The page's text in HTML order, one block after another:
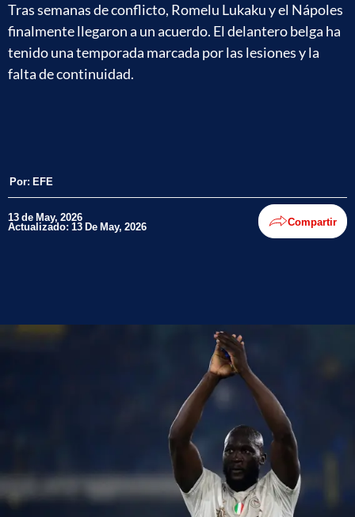
Tras semanas de conflicto, Romelu Lukaku y el Nápoles
finalmente llegaron a un acuerdo. El delantero belga ha
tenido una temporada marcada por las lesiones y la
falta de continuidad.
Por: EFE
13 de May, 2026
Actualizado: 13 De May, 2026 Compartir